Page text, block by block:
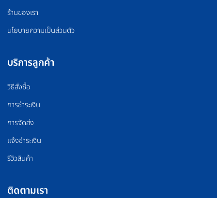
ร้านของเรา
นโยบายความเป็นส่วนตัว
บริการลูกค้า
วิธีสั่งซื้อ
การชำระเงิน
การจัดส่ง
แจ้งชำระเงิน
รีวิวสินค้า
ติดตามเรา